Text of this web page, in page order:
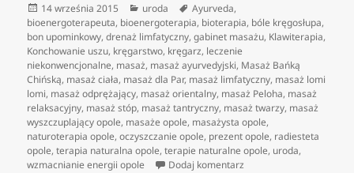
Data
publikacji
14 września 2015 Kategorie
uroda Tagi
Ayurveda,
bioenergoterapeuta, bioenergoterapia, bioterapia, bóle kręgosłupa,
bon upominkowy,drenaż limfatyczny,gabinet masażu, Klawiterapia,
Konchowanie uszu, kręgarstwo, kręgarz, leczenie
niekonwencjonalne, masaż, masaż ayurvedyjski, Masaż Bańką
Chińską, masaż ciała, masaż dla Par, masaż limfatyczny, masaż lomi
lomi, masaż odprężający, masaż orientalny, masaż Peloha, masaż
relaksacyjny, masaż stóp, masaż tantryczny, masaż twarzy, masaż
wyszczuplający opole, masaże opole, masażysta opole,
naturoterapia opole,oczyszczanie opole, prezent opole, radiesteta
opole,terapia naturalna opole,terapie naturalne opole, uroda,
wzmacnianie energii opole
Dodaj komentarz